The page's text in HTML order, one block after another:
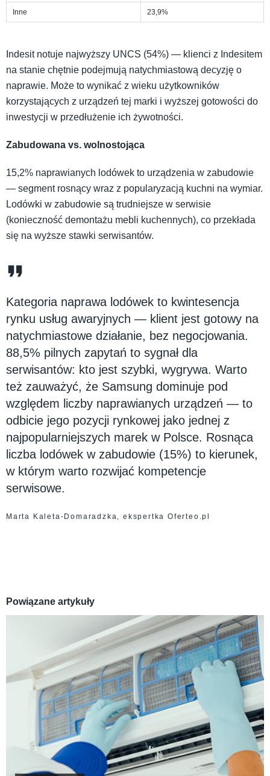
Inne 23,9%
Indesit notuje najwyższy UNCS (54%) — klienci z Indesitem
na stanie chętnie podejmują natychmiastową decyzję o
naprawie. Może to wynikać z wieku użytkowników
korzystających z urządzeń tej marki i wyższej gotowości do
inwestycji w przedłużenie ich żywotności.
Zabudowana vs. wolnostojąca
15,2% naprawianych lodówek to urządzenia w zabudowie
— segment rosnący wraz z popularyzacją kuchni na wymiar.
Lodówki w zabudowie są trudniejsze w serwisie
(konieczność demontażu mebli kuchennych), co przekłada
się na wyższe stawki serwisantów.
Kategoria naprawa lodówek to kwintesencja
rynku usług awaryjnych — klient jest gotowy na
natychmiastowe działanie, bez negocjowania.
88,5% pilnych zapytań to sygnał dla
serwisantów: kto jest szybki, wygrywa. Warto
też zauważyć, że Samsung dominuje pod
względem liczby naprawianych urządzeń — to
odbicie jego pozycji rynkowej jako jednej z
najpopularniejszych marek w Polsce. Rosnąca
liczba lodówek w zabudowie (15%) to kierunek,
w którym warto rozwijać kompetencje
serwisowe.
Marta Kaleta-Domaradzka, ekspertka Oferteo.pl
Powiązane artykuły